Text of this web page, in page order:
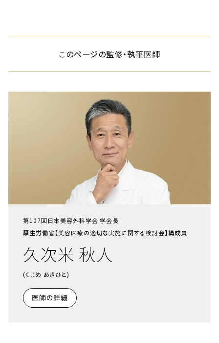
このページの監修・執筆医師
第107回日本美容外科学会 学会長
厚生労働省【美容医療の適切な実施に関する検討会】構成員
久次米 秋人
(くじめ あきひと)
医師の詳細